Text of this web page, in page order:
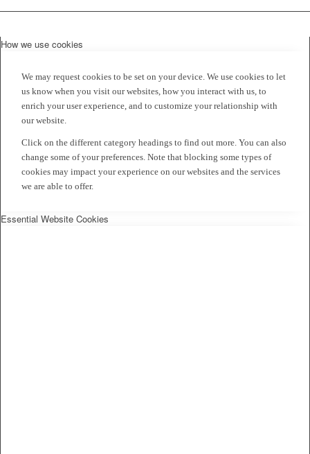
How we use cookies
We may request cookies to be set on your device. We use cookies to let
us know when you visit our websites, how you interact with us, to
enrich your user experience, and to customize your relationship with
our website.
Click on the different category headings to find out more. You can also
change some of your preferences. Note that blocking some types of
cookies may impact your experience on our websites and the services
we are able to offer.
Essential Website Cookies